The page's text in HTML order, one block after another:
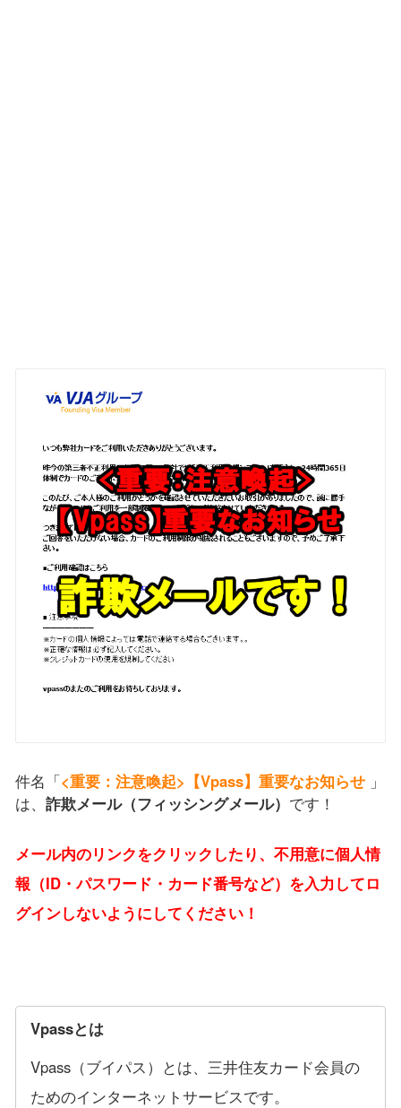
件名「<重要：注意喚起>【Vpass】重要なお知らせ 」
は、 詐欺メール（フィッシングメール） です！
メール内のリンクをクリックしたり、不用意に個人情
報（ID・パスワード・カード番号など）を入力してロ
グインしないようにしてください！
Vpassとは
Vpass（ブイパス）とは、三井住友カード会員の
ためのインターネットサービスです。